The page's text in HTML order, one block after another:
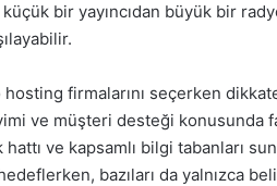
bir yayıncıdan büyük bir
hosting firmalarını seçerken
ve müşteri desteği konusunda
ve kapsamlı bilgi tabanları
bazıları da yalnızca